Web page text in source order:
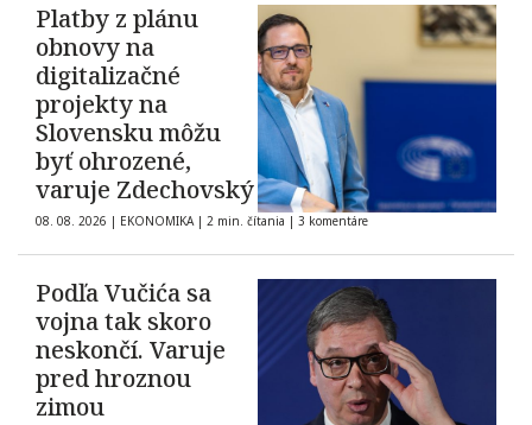
Platby z plánu
obnovy na
digitalizačné
projekty na
Slovensku môžu
byť ohrozené,
varuje Zdechovský
08. 08. 2026 | EKONOMIKA | 2 min. čítania | 3 komentáre
Podľa Vučića sa
vojna tak skoro
neskončí. Varuje
pred hroznou
zimou